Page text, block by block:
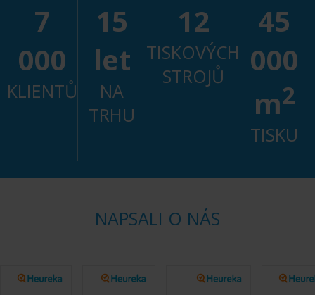
7
000
KLIENTŮ
15
let
NA
TRHU
12
TISKOVÝCH
STROJŮ
45
000
m2
TISKU
NAPSALI O NÁS